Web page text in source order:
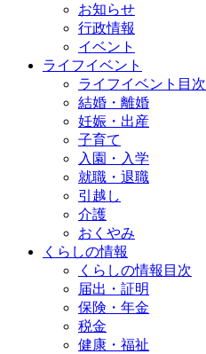
お知らせ
行政情報
イベント
ライフイベント
ライフイベント目次
結婚・離婚
妊娠・出産
子育て
入園・入学
就職・退職
引越し
介護
おくやみ
くらしの情報
くらしの情報目次
届出・証明
保険・年金
税金
健康・福祉